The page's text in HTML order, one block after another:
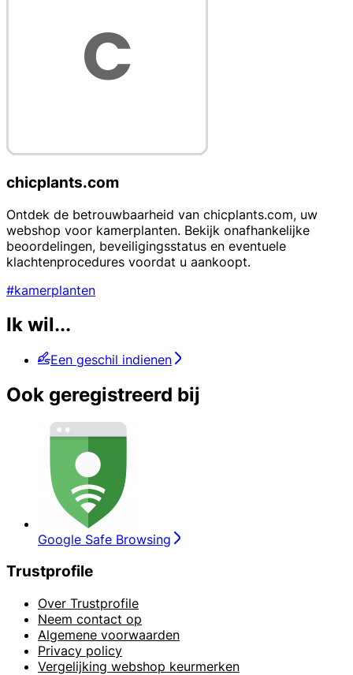
chicplants.com
Ontdek de betrouwbaarheid van chicplants.com, uw
webshop voor kamerplanten. Bekijk onafhankelijke
beoordelingen, beveiligingsstatus en eventuele
klachtenprocedures voordat u aankoopt.
#kamerplanten
Ik wil...
Een geschil indienen
Ook geregistreerd bij
Google Safe Browsing
Trustprofile
Over Trustprofile
Neem contact op
Algemene voorwaarden
Privacy policy
Vergelijking webshop keurmerken